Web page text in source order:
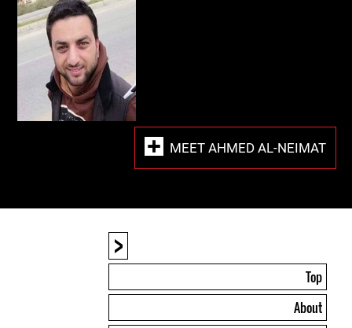
MEET AHMED AL-NEIMAT
<
Top
About